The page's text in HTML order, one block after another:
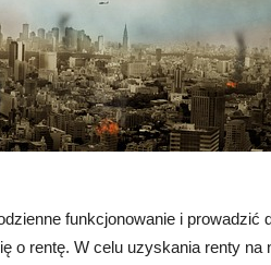
funkcjonowanie i prowadzić
o rentę. W celu uzyskania renty na